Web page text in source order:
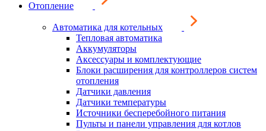
Отопление
Автоматика для котельных
Тепловая автоматика
Аккумуляторы
Аксессуары и комплектующие
Блоки расширения для контроллеров систем
отопления
Датчики давления
Датчики температуры
Источники бесперебойного питания
Пульты и панели управления для котлов